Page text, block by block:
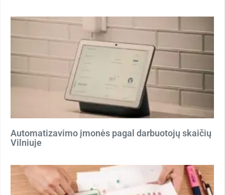
Automatizavimo įmonės pagal darbuotojų skaičių
Vilniuje